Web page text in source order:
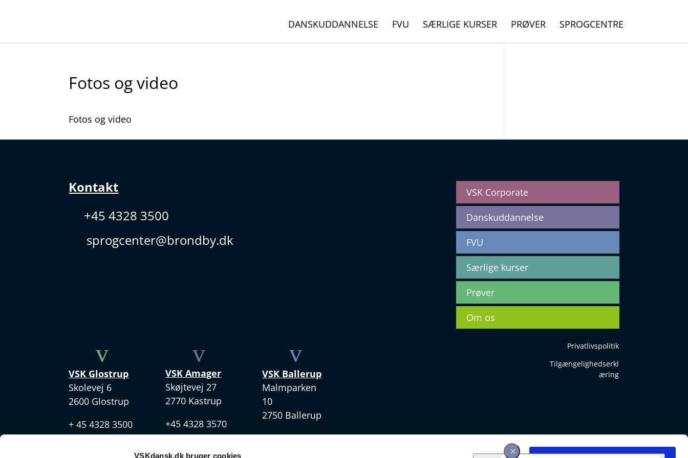
VSKdansk.dk bruger cookies
DANSKUDDANNELSE FVU SÆRLIGE KURSER PRØVER SPROGCENTRE
Fotos og video
Fotos og video
Kontakt
+45 4328 3500
sprogcenter@brondby.dk
VSK Corporate
Danskuddannelse
FVU
Særlige kurser
Prøver
Om os
v
VSK Glostrup
Skolevej 6
2600 Glostrup
+ 45 4328 3500
v
VSK Amager
Skøjtevej 27
2770 Kastrup
+45 4328 3570
v
VSK Ballerup
Malmparken
10
2750 Ballerup
+45 4328 3420
Privatlivspolitik
Tilgængelighedserkl
æring